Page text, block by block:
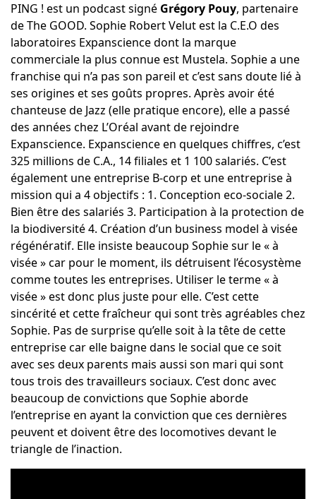
PING ! est un podcast signé Grégory Pouy, partenaire
de The GOOD. Sophie Robert Velut est la C.E.O des
laboratoires Expansciencedont la marque
commerciale la plus connue est Mustela. Sophie a une
franchise qui n’a pas son pareil et c’est sans doute lié à
ses origines et ses goûts propres. Après avoir été
chanteuse de Jazz (elle pratique encore), elle a passé
des années chez L’Oréal avant de rejoindre
Expanscience. Expanscience en quelques chiffres, c’est
325 millions de C.A., 14 filiales et 1 100 salariés. C’est
également une entreprise B-corp et une entreprise à
mission qui a 4 objectifs : 1. Conception eco-sociale 2.
Bien être des salariés 3. Participation à la protection de
la biodiversité 4. Création d’un business model à visée
régénératif. Elle insiste beaucoup Sophie sur le « à
visée » car pour le moment, ils détruisent l’écosystème
comme toutes les entreprises. Utiliser le terme « à
visée » est donc plus juste pour elle. C’est cette
sincérité et cette fraîcheur qui sont très agréables chez
Sophie. Pas de surprise qu’elle soit à la tête de cette
entreprise car elle baigne dans le social que ce soit
avec ses deux parents mais aussi son mari qui sont
tous trois des travailleurs sociaux. C’est donc avec
beaucoup de convictions que Sophie aborde
l’entreprise en ayant la conviction que ces dernières
peuvent et doivent être des locomotives devant le
triangle de l’inaction.